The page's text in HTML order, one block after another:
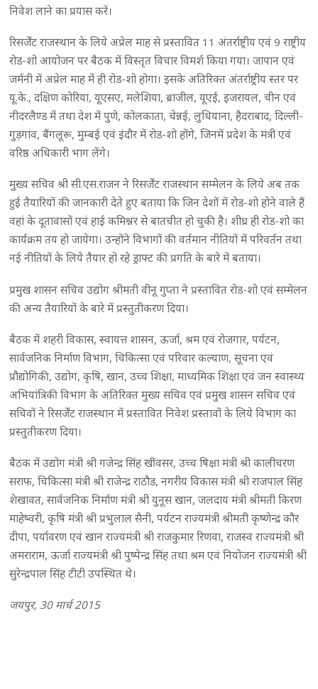
निवेश लाने का प्रयास करें।
रिसर्जेंट राजस्थान के लिये अप्रेल माह से प्रस्तावित 11 अंतर्राष्ट्रीय एवं 9 राष्ट्रीय
रोड-शो आयोजन पर बैठक में विस्तृत विचार विमर्श किया गया। जापान एवं
जर्मनी में अप्रेल माह में ही रोड-शो होगा। इसके अतिरिक्त अंतर्राष्ट्रीय स्तर पर
यू.के., दक्षिण कोरिया, यूएसए, मलेशिया, ब्राजील, यूएई, इजरायल, चीन एवं
नीदरलैण्ड में तथा देश में पुणे, कोलकाता, चेन्नई, लुधियाना, हैदराबाद, दिल्ली-
गुड़गांव, बैंगलूरू, मुम्बई एवं इंदौर में रोड-शो होंगे, जिनमें प्रदेश के मंत्री एवं
वरिष्ठ अधिकारी भाग लेंगे।
मुख्य सचिव श्री सी.एस.राजन ने रिसर्जेंट राजस्थान सम्मेलन के लिये अब तक
हुई तैयारियों की जानकारी देते हुए बताया कि जिन देशों में रोड-शो होने वाले हैं
वहां के दूतावासों एवं हाई कमिश्नर से बातचीत हो चुकी है। शीघ्र ही रोड-शो का
कार्यक्रम तय हो जायेगा। उन्होंने विभागों की वर्तमान नीतियों में परिवर्तन तथा
नई नीतियों के लिये तैयार हो रहे ड्राफ्ट की प्रगति के बारे में बताया।
प्रमुख शासन सचिव उद्योग श्रीमती वीनू गुप्ता ने प्रस्तावित रोड-शो एवं सम्मेलन
की अन्य तैयारियों के बारे में प्रस्तुतीकरण दिया।
बैठक में शहरी विकास, स्वायत्त शासन, ऊर्जा, श्रम एवं रोजगार, पर्यटन,
सार्वजनिक निर्माण विभाग, चिकित्सा एवं परिवार कल्याण, सूचना एवं
प्रौद्योगिकी, उद्योग, कृषि, खान, उच्च शिक्षा, माध्यमिक शिक्षा एवं जन स्वास्थ्य
अभियांत्रिकी विभाग के अतिरिक्त मुख्य सचिव एवं प्रमुख शासन सचिव एवं
सचिवों ने रिसर्जेंट राजस्थान में प्रस्तावित निवेश प्रस्तावों के लिये विभाग का
प्रस्तुतीकरण दिया।
बैठक में उद्योग मंत्री श्री गजेन्द्र सिंह खींवसर, उच्च षिक्षा मंत्री श्री कालीचरण
सराफ, चिकित्सा मंत्री श्री राजेन्द्र राठौड, नगरीय विकास मंत्री श्री राजपाल सिंह
शेखावत, सार्वजनिक निर्माण मंत्री श्री युनूस खान, जलदाय मंत्री श्रीमती किरण
माहेष्वरी, कृषि मंत्री श्री प्रभुलाल सैनी, पर्यटन राज्यमंत्री श्रीमती कृष्णेन्द्र कौर
दीपा, पर्यावरण एवं खान राज्यमंत्री श्री राजकुमार रिणवा, राजस्व राज्यमंत्री श्री
अमराराम, ऊर्जा राज्यमंत्री श्री पुष्पेन्द्र सिंह तथा श्रम एवं नियोजन राज्यमंत्री श्री
सुरेन्द्रपाल सिंह टीटी उपस्थित थे।
जयपुर, 30 मार्च 2015